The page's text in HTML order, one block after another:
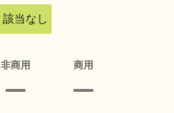
該当なし
非商用 商用